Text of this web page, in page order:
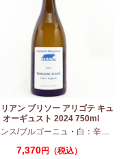
アン ブリソー アリゴテ キュ
オーギュスト 2024 750ml
ス/ブルゴーニュ ・ 白：辛口
7,370円（税込）